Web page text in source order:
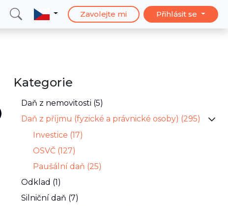
Zavolejte mi Přihlásit se
Kategorie
Daň z nemovitosti (5)
Daň z příjmu (fyzické a právnické osoby) (295)
Investice (17)
OSVČ (127)
Paušální daň (25)
Odklad (1)
Silniční daň (7)